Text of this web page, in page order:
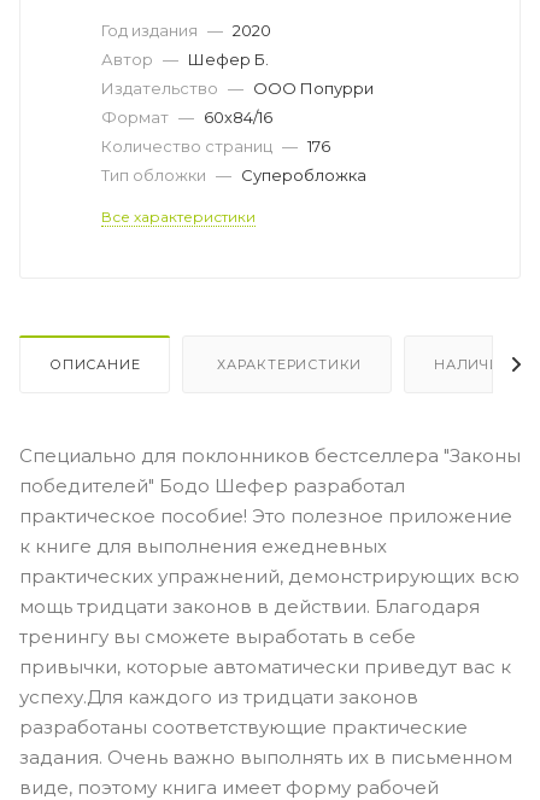
Год издания — 2020
Автор — Шефер Б.
Издательство — ООО Попурри
Формат — 60х84/16
Количество страниц — 176
Тип обложки — Суперобложка
Все характеристики
ОПИСАНИЕ ХАРАКТЕРИСТИКИ НАЛИЧИЕ
Специально для поклонников бестселлера "Законы
победителей" Бодо Шефер разработал
практическое пособие! Это полезное приложение
к книге для выполнения ежедневных
практических упражнений, демонстрирующих всю
мощь тридцати законов в действии. Благодаря
тренингу вы сможете выработать в себе
привычки, которые автоматически приведут вас к
успеху.Для каждого из тридцати законов
разработаны соответствующие практические
задания. Очень важно выполнять их в письменном
виде, поэтому книга имеет форму рабочей